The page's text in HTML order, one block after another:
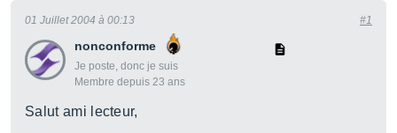
nonconforme
Je poste, donc je suis
Membre depuis 23 ans
01 Juillet 2004 à 00:13 #1
Salut ami lecteur,